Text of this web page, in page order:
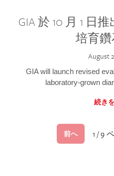
GIA 於 10 月 1 日
培育
August
GIA will launch revised
laboratory-grown
続き
前へ 1 / 9